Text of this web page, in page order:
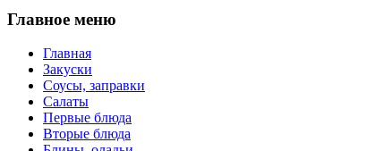
Главное меню
Главная
Закуски
Соусы, заправки
Салаты
Первые блюда
Вторые блюда